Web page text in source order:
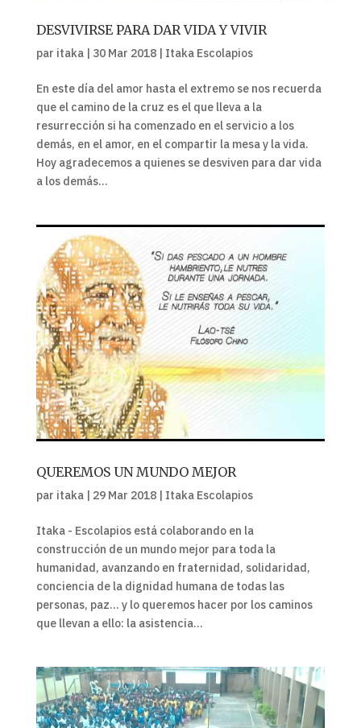
DESVIVIRSE PARA DAR VIDA Y VIVIR
par itaka| 30 Mar 2018| Itaka Escolapios
En este día del amor hasta el extremo se nos recuerda
que el camino de la cruz es el que lleva a la
resurrección si ha comenzado en el servicio a los
demás, en el amor, en el compartir la mesa y la vida.
Hoy agradecemos a quienes se desviven para dar vida
a los demás...
QUEREMOS UN MUNDO MEJOR
par itaka| 29 Mar 2018| Itaka Escolapios
Itaka - Escolapios está colaborando en la
construcción de un mundo mejor para toda la
humanidad, avanzando en fraternidad, solidaridad,
conciencia de la dignidad humana de todas las
personas, paz... y lo queremos hacer por los caminos
que llevan a ello: la asistencia...